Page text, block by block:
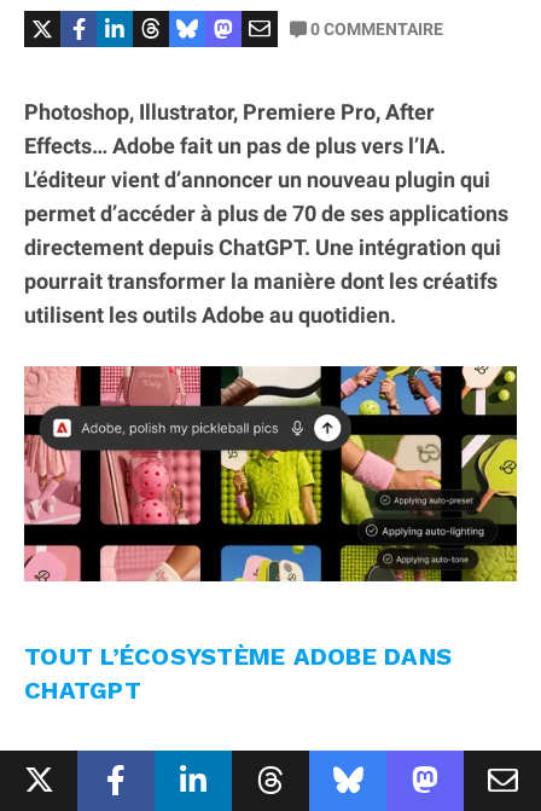
0COMMENTAIRE
Photoshop, Illustrator, Premiere Pro, After
Effects… Adobe fait un pas de plus vers l’IA.
L’éditeur vient d’annoncer un nouveau plugin qui
permet d’accéder à plus de 70 de ses applications
directement depuis ChatGPT. Une intégration qui
pourrait transformer la manière dont les créatifs
utilisent les outils Adobe au quotidien.
TOUT L’ÉCOSYSTÈME ADOBE DANS
CHATGPT
Plutôt que de lancer son propre assistant
concurrent,
Adobe a choisi de s’intégrer à celui